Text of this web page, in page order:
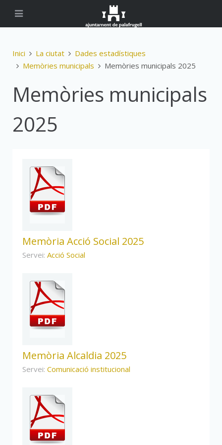
Inici La ciutat
Dades estadístiques
Memòries municipals
Memòries municipals 2025
Memòries municipals
2025
Memòria Acció Social 2025
Servei: Acció Social
Memòria Alcaldia 2025
Servei: Comunicació institucional